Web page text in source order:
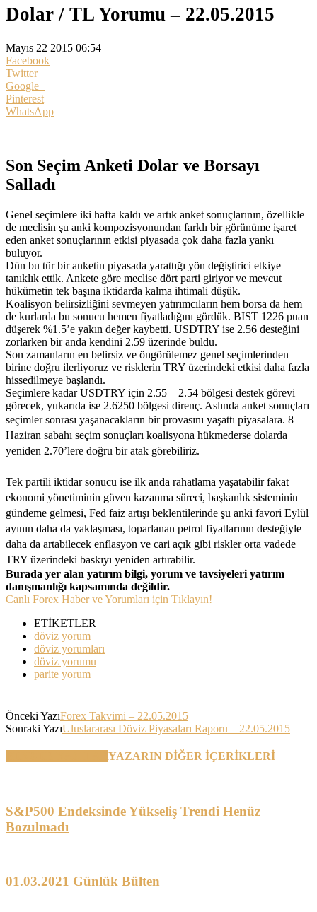
Dolar / TL Yorumu – 22.05.2015
Mayıs 22 2015 06:54
Facebook
Twitter
Google+
Pinterest
WhatsApp
Son Seçim Anketi Dolar ve Borsayı
Salladı
Genel seçimlere iki hafta kaldı ve artık anket sonuçlarının, özellikle
de meclisin şu anki kompozisyonundan farklı bir görünüme işaret
eden anket sonuçlarının etkisi piyasada çok daha fazla yankı
buluyor.
Dün bu tür bir anketin piyasada yarattığı yön değiştirici etkiye
tanıklık ettik. Ankete göre meclise dört parti giriyor ve mevcut
hükümetin tek başına iktidarda kalma ihtimali düşük.
Koalisyon belirsizliğini sevmeyen yatırımcıların hem borsa da hem
de kurlarda bu sonucu hemen fiyatladığını gördük. BIST 1226 puan
düşerek %1.5’e yakın değer kaybetti. USDTRY ise 2.56 desteğini
zorlarken bir anda kendini 2.59 üzerinde buldu.
Son zamanların en belirsiz ve öngörülemez genel seçimlerinden
birine doğru ilerliyoruz ve risklerin TRY üzerindeki etkisi daha fazla
hissedilmeye başlandı.
Seçimlere kadar USDTRY için 2.55 – 2.54 bölgesi destek görevi
görecek, yukarıda ise 2.6250 bölgesi direnç. Aslında anket sonuçları
seçimler sonrası yaşanacakların bir provasını yaşattı piyasalara. 8
Haziran sabahı seçim sonuçları koalisyona hükmederse dolarda
yeniden 2.70’lere doğru bir atak görebiliriz.
Tek partili iktidar sonucu ise ilk anda rahatlama yaşatabilir fakat
ekonomi yönetiminin güven kazanma süreci, başkanlık sisteminin
gündeme gelmesi, Fed faiz artışı beklentilerinde şu anki favori Eylül
ayının daha da yaklaşması, toparlanan petrol fiyatlarının desteğiyle
daha da artabilecek enflasyon ve cari açık gibi riskler orta vadede
TRY üzerindeki baskıyı yeniden artırabilir.
Burada yer alan yatırım bilgi, yorum ve tavsiyeleri yatırım
danışmanlığı kapsamında değildir.
Canlı Forex Haber ve Yorumları için Tıklayın!
ETİKETLER
döviz yorum
döviz yorumları
döviz yorumu
parite yorum
Önceki YazıForex Takvimi – 22.05.2015
Sonraki YazıUluslararası Döviz Piyasaları Raporu – 22.05.2015
YAZARIN DİĞER İÇERİKLERİ
S&P500 Endeksinde Yükseliş Trendi Henüz
Bozulmadı
01.03.2021 Günlük Bülten